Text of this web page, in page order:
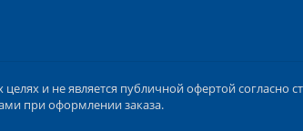
и не является публичной офертой согласно
при оформлении заказа.